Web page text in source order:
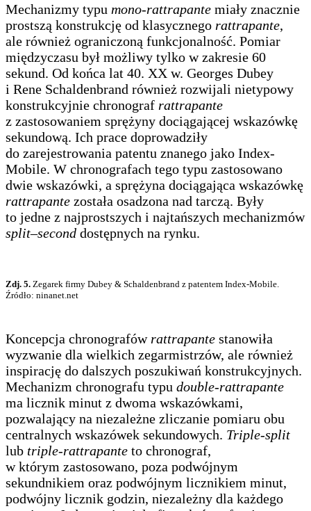
Mechanizmy typu mono-rattrapante miały znacznie
prostszą konstrukcję od klasycznego rattrapante,
ale również ograniczoną funkcjonalność. Pomiar
międzyczasu był możliwy tylko w zakresie 60
sekund. Od końca lat 40. XX w. Georges Dubey
i Rene Schaldenbrand również rozwijali nietypowy
konstrukcyjnie chronograf rattrapante
z zastosowaniem sprężyny dociągającej wskazówkę
sekundową. Ich prace doprowadziły
do zarejestrowania patentu znanego jako Index-
Mobile. W chronografach tego typu zastosowano
dwie wskazówki, a sprężyna dociągająca wskazówkę
rattrapante została osadzona nad tarczą. Były
to jedne z najprostszych i najtańszych mechanizmów
split–second dostępnych na rynku.
Zdj. 5. Zegarek firmy Dubey & Schaldenbrand z patentem Index-Mobile.
Źródło: ninanet.net
Koncepcja chronografów rattrapante stanowiła
wyzwanie dla wielkich zegarmistrzów, ale również
inspirację do dalszych poszukiwań konstrukcyjnych.
Mechanizm chronografu typu double-rattrapante
ma licznik minut z dwoma wskazówkami,
pozwalający na niezależne zliczanie pomiaru obu
centralnych wskazówek sekundowych. Triple-split
lub triple-rattrapante to chronograf,
w którym zastosowano, poza podwójnym
sekundnikiem oraz podwójnym licznikiem minut,
podwójny licznik godzin, niezależny dla każdego